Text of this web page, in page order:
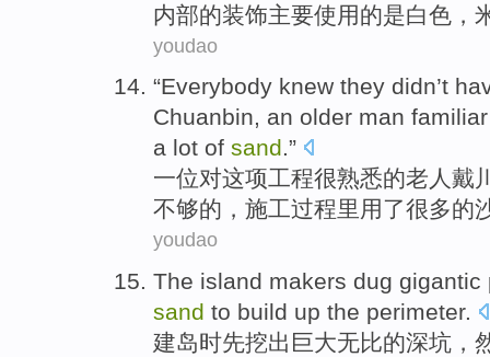
内部的装饰主要使用的是白色 ，
youdao
“Everybody knew they didn’t
Chuanbin, an older man
a lot of sand.”
一位对这项工程很熟悉的老人 戴
不够的，施工过程里用了很多的
youdao
The island makers dug gigantic
sand to build up the perimeter.
建岛时先挖出 巨大无比的深坑 ，